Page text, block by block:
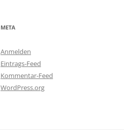
META
Anmelden
Eintrags-Feed
Kommentar-Feed
WordPress.org